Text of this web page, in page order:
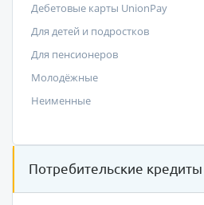
Дебетовые карты UnionPay
Для детей и подростков
Для пенсионеров
Молодёжные
Неименные
Потребительские кредиты